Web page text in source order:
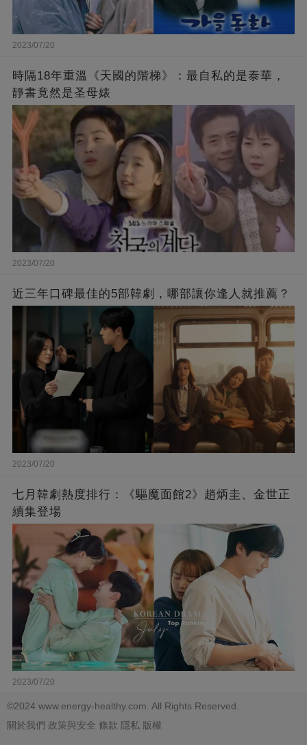
2023/07/20
時隔18年重溫《天國的階梯》：最自私的是泰華，
靜書竟然是圣母婊
2023/07/20
近三年口碑最佳的5部韓劇，哪部讓你逢人就推薦？
2023/07/20
七月韓劇熱度排行：《驅魔面館2》趙炳圭、金世正
續集登場
2023/07/20
©2024 www.energy-healthy.com. All Rights Reserved.
關於我們 政策與安全 條款 隱私 版權